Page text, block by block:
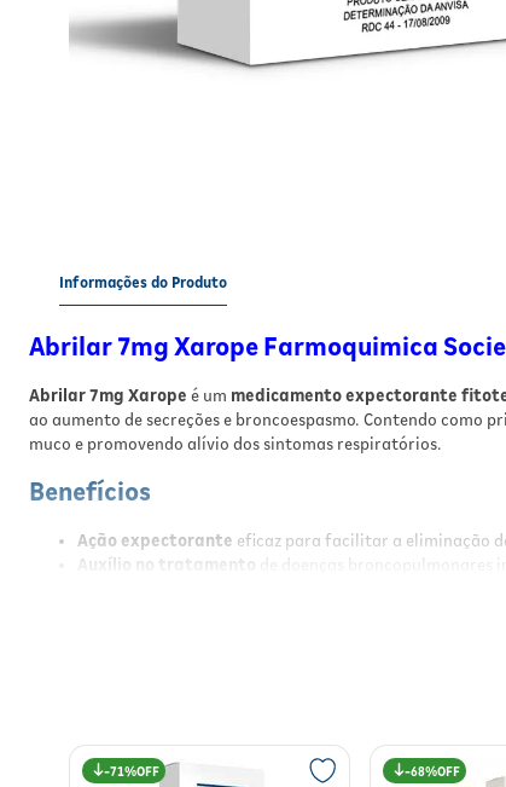
Informações do Produto
Abrilar 7mg Xarope Farmoquimica
Abrilar 7mg Xarope é um medicamento expectorante
ao aumento de secreções e broncoespasmo. Contendo como
muco e promovendo alívio dos sintomas respiratórios.
Benefícios
Ação expectorante eficaz para facilitar a eliminação
Auxílio no tratamento
de doenças broncopulmonares
medicamento contribui para a melhora da função
71% 68%